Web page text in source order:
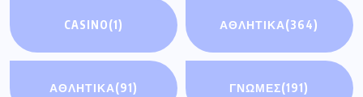
CASINO(1) ΑΘΛΗΤΙΚΑ(364)
ΑΘΛΗΤΙΚΆ(91) ΓΝΩΜΕΣ(191)